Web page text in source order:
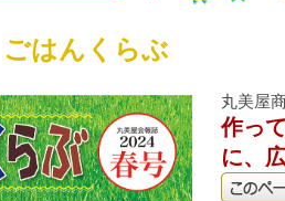
ごはんくらぶ
丸美屋
作っ
に、